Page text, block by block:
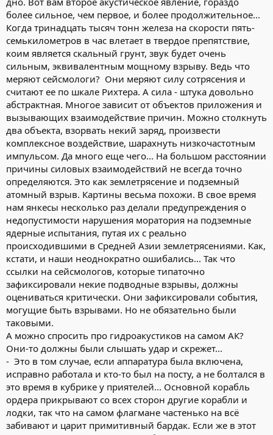
более сильное, чем первое, и более продолжительное...
Когда тринадцать тысяч тонн железа на скорости пять-
семькилометров в час влетает в твердое препятствие,
коим является скальный грунт, звук будет очень
сильным, эквивалентным мощному взрыву. Ведь что
меряют сейсмологи? Они меряют силу сотрясения и
считают ее по шкале Рихтера. А сила - штука довольно
абстрактная. Многое зависит от объектов приложения и
вызывающих взаимодействие причин. Можно столкнуть
два объекта, взорвать некий заряд, произвести
комплексное воздействие, шарахнуть низкочастотным
импульсом. Да много еще чего... На большом расстоянии
причины силовых взаимодействий не всегда точно
определяются. Это как землетрясение и подземный
атомный взрыв. Картины весьма похожи. В свое время
нам янкесы несколько раз делали предупреждения о
недопустимости нарушения моратория на подземные
ядерные испытания, путая их с реально
происходившими в Средней Азии землетрясениями. Как,
кстати, и наши неоднократно ошибались... Так что
ссылки на сейсмологов, которые типаточно
зафиксировали некие подводные взрывы, должны
оцениваться критически. Они зафиксировали события,
могущие быть взрывами. Но не обязательно были
таковыми.
А можно спросить про гидроакустиков на самом АК?
Они-то должны были слышать удар и скрежет...
- Это в том случае, если аппаратура была включена,
исправно работала и кто-то был на посту, а не болтался в
это время в кубрике у приятелей... Основной корабль
ордера прикрывают со всех сторон другие корабли и
лодки, так что на самом флагмане частенько на всё
забивают и царит примитивный бардак. Если же в этот